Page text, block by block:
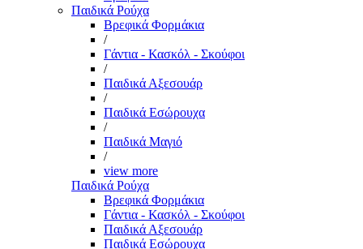
Παιδικά Ρούχα
Βρεφικά Φορμάκια
/
Γάντια - Κασκόλ - Σκούφοι
/
Παιδικά Αξεσουάρ
/
Παιδικά Εσώρουχα
/
Παιδικά Μαγιό
/
view more
Παιδικά Ρούχα
Βρεφικά Φορμάκια
Γάντια - Κασκόλ - Σκούφοι
Παιδικά Αξεσουάρ
Παιδικά Εσώρουχα